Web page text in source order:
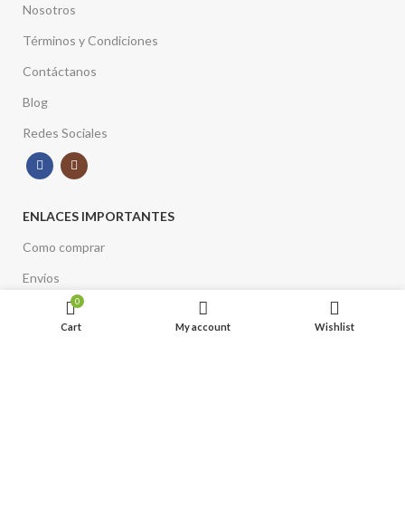
Nosotros
Términos y Condiciones
Contáctanos
Blog
Redes Sociales
ENLACES IMPORTANTES
Como comprar
Envíos
Términos y Condiciones
0
Cart My account Wishlist